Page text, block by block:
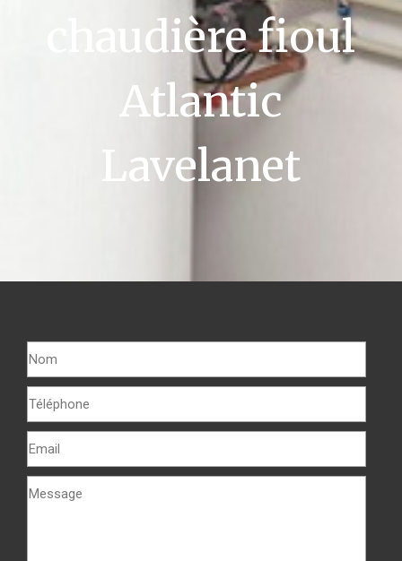
chaudière fioul
Atlantic
Lavelanet